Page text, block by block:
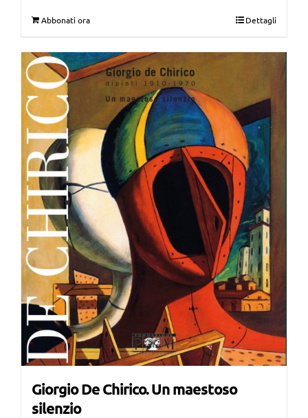
Abbonati ora Dettagli
Giorgio De Chirico. Un maestoso
silenzio